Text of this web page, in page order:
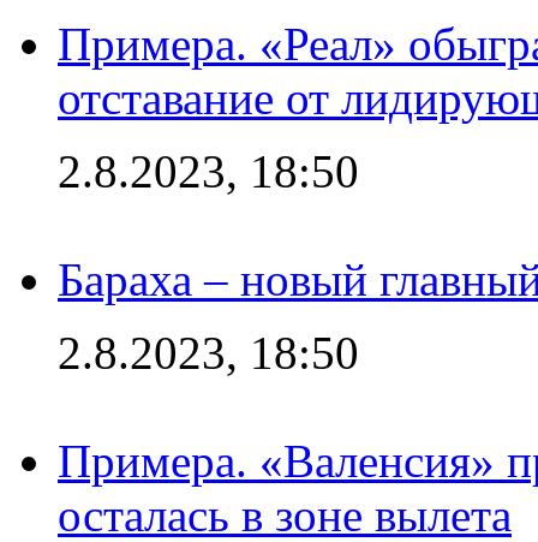
Примера. «Реал»
отставание от
2.8.2023, 18:50
Бараха – новый
2.8.2023, 18:50
Примера. «Валенсия»
осталась в зоне вылета